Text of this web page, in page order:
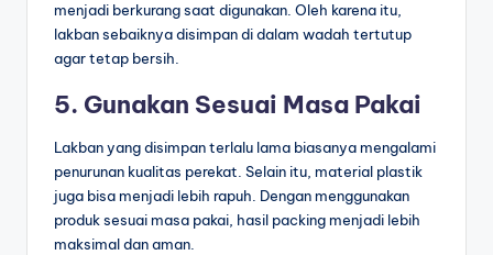
menjadi berkurang saat digunakan. Oleh karena itu,
lakban sebaiknya disimpan di dalam wadah tertutup
agar tetap bersih.
5. Gunakan Sesuai Masa Pakai
Lakban yang disimpan terlalu lama biasanya mengalami
penurunan kualitas perekat. Selain itu, material plastik
juga bisa menjadi lebih rapuh. Dengan menggunakan
produk sesuai masa pakai, hasil packing menjadi lebih
maksimal dan aman.